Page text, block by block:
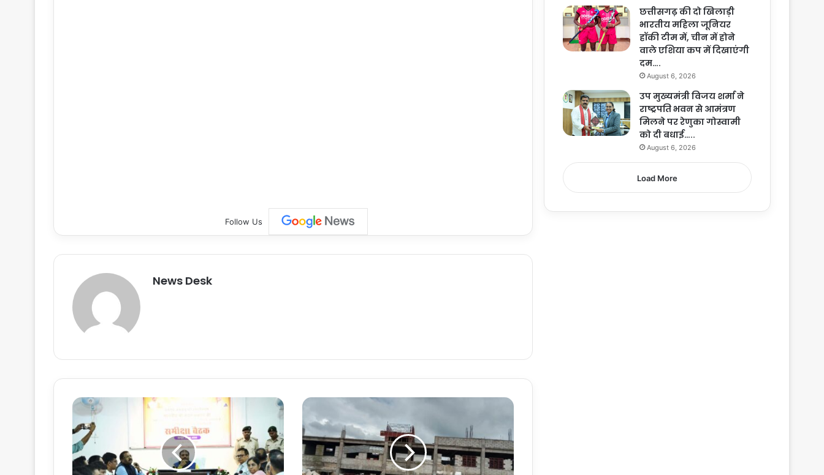
Follow Us
News Desk
व
न
मं
त्री
के
फ
सा
ब
हा
र
छत्तीसगढ़ की दो खिलाड़ी
भारतीय महिला जूनियर
हॉकी टीम में, चीन में होने
वाले एशिया कप में दिखाएंगी
दम….
August 6, 2026
उप मुख्यमंत्री विजय शर्मा ने
राष्ट्रपति भवन से आमंत्रण
मिलने पर रेणुका गोस्वामी
को दी बधाई…..
August 6, 2026
Load More